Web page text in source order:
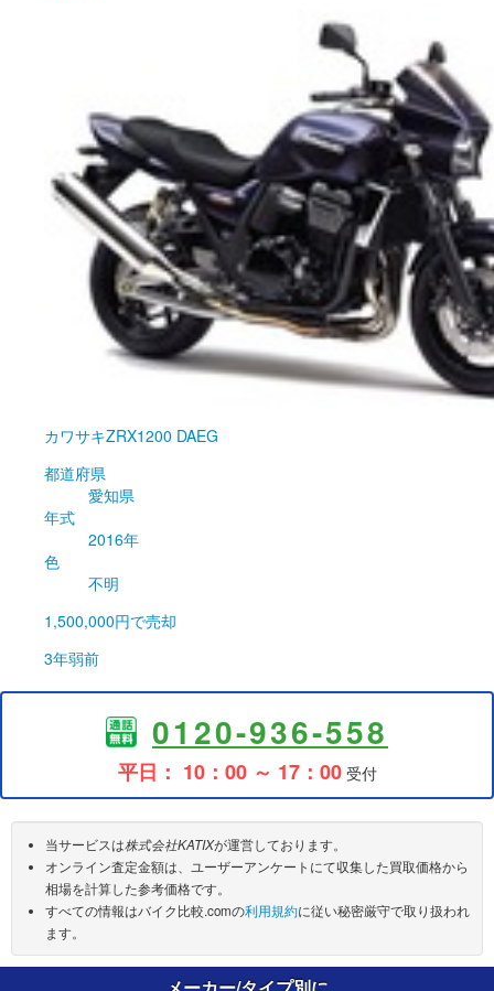
カワサキZRX1200 DAEG
都道府県
愛知県
年式
2016年
色
不明
1,500,000円で売却
3年弱前
0120-936-558
平日： 10：00 ～ 17：00受付
当サービスは株式会社KATIXが運営しております。
オンライン査定金額は、ユーザーアンケートにて収集した買取価格から
相場を計算した参考価格です。
すべての情報はバイク比較.comの利用規約に従い秘密厳守で取り扱われ
ます。